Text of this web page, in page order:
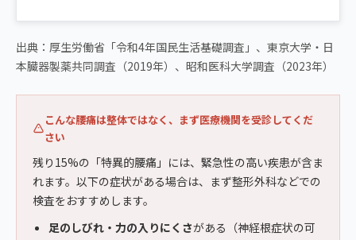
出典：厚生労働省「令和4年国民生活基礎調査」、東京大学・日
本臓器製薬共同調査（2019年）、昭和医科大学調査（2023年）
こんな腰痛は整体ではなく、まず医療機関を受診してくだ
さい
残り15%の「特異的腰痛」には、緊急性の高い疾患が含ま
れます。以下の症状がある場合は、まず整形外科などでの
検査をおすすめします。
足のしびれ・力の入りにくさがある（神経根症状の可